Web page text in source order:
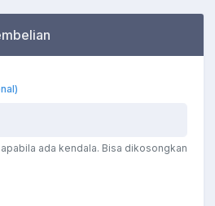
ada kendala. Bisa dikosongkan